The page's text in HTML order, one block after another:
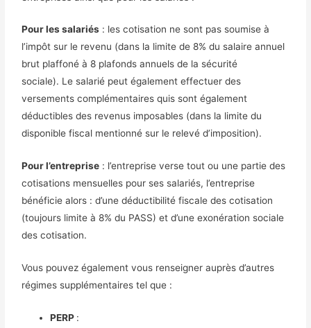
Pour les salariés : les cotisation ne sont pas soumise à
l’impôt sur le revenu (dans la limite de 8% du salaire annuel
brut plaffoné à 8 plafonds annuels de la sécurité
sociale). Le salarié peut également effectuer des
versements complémentaires quis sont également
déductibles des revenus imposables (dans la limite du
disponible fiscal mentionné sur le relevé d’imposition).
Pour l’entreprise : l’entreprise verse tout ou une partie des
cotisations mensuelles pour ses salariés, l’entreprise
bénéficie alors : d’une déductibilité fiscale des cotisation
(toujours limite à 8% du PASS) et d’une exonération sociale
des cotisation.
Vous pouvez également vous renseigner auprès d’autres
régimes supplémentaires tel que :
PERP :